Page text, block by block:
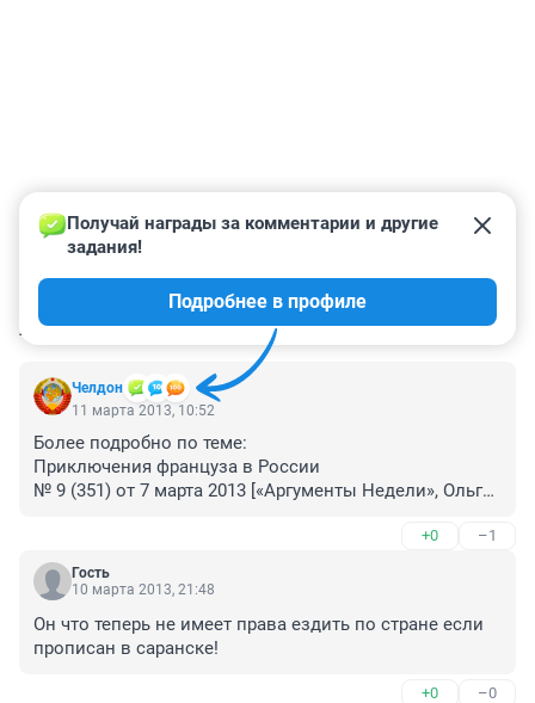
КОММЕНТАРИИ 60
Челдон
Получай награды за комментарии и другие
задания!
Подробнее в профиле
11 марта 2013, 10:52
Более подробно по теме:
Приключения француза в России
№ 9 (351) от 7 марта 2013 [«Аргументы Недели», Ольга
http://argumenti.ru/society/n379/237674
+0 –1
Гость
10 марта 2013, 21:48
Он что теперь не имеет права ездить по стране если
прописан в саранске!
+0 –0